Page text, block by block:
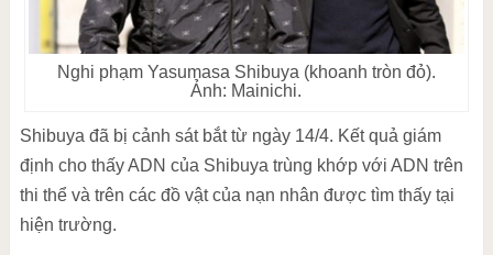
Nghi phạm Yasumasa Shibuya (khoanh tròn đỏ).
Ảnh: Mainichi.
Shibuya đã bị cảnh sát bắt từ ngày 14/4. Kết quả giám
định cho thấy ADN của Shibuya trùng khớp với ADN trên
thi thể và trên các đồ vật của nạn nhân được tìm thấy tại
hiện trường.